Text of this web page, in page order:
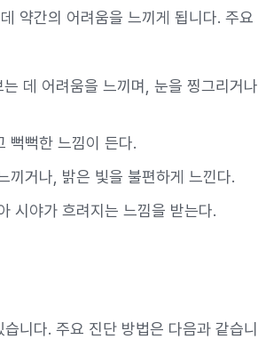
약간의 어려움을 느끼게 됩니다. 주요
데 어려움을 느끼며, 눈을 찡그리거나
뻑뻑한 느낌이 든다.
끼거나, 밝은 빛을 불편하게 느낀다.
시야가 흐려지는 느낌을 받는다.
니다. 주요 진단 방법은 다음과 같습니